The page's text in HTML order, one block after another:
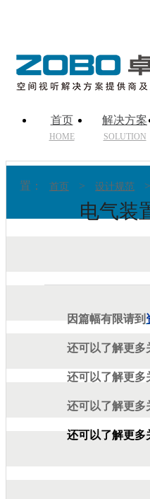
首页
HOME
解决方案
SOLUTION
置： 首页 > 设计规范 >
电气装
因篇幅有限请到
还可以了解更多
还可以了解更多
还可以了解更多
还可以了解更多